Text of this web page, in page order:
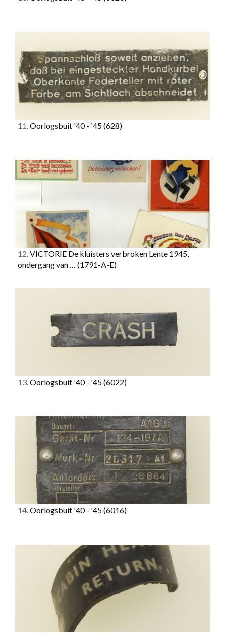
11.Oorlogsbuit '40 - '45(628)
12.VICTORIE De kluisters verbroken Lente 1945,
ondergang van … (1791-A-E)
13.Oorlogsbuit '40 - '45(6022)
14.Oorlogsbuit '40 - '45(6016)